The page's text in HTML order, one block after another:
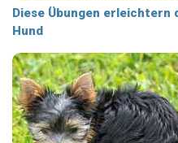
Diese Übungen erleichtern
Hund